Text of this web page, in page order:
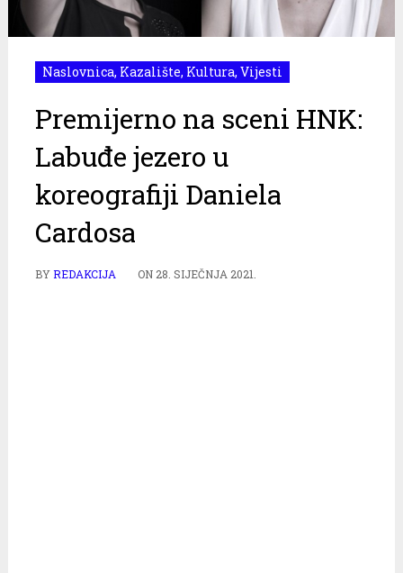
Naslovnica, Kazalište, Kultura, Vijesti
Premijerno na sceni HNK:
Labuđe jezero u
koreografiji Daniela
Cardosa
BYREDAKCIJA ON 28. SIJEČNJA 2021.